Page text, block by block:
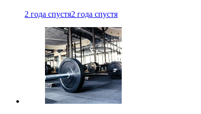
2 года спустя2 года спустя